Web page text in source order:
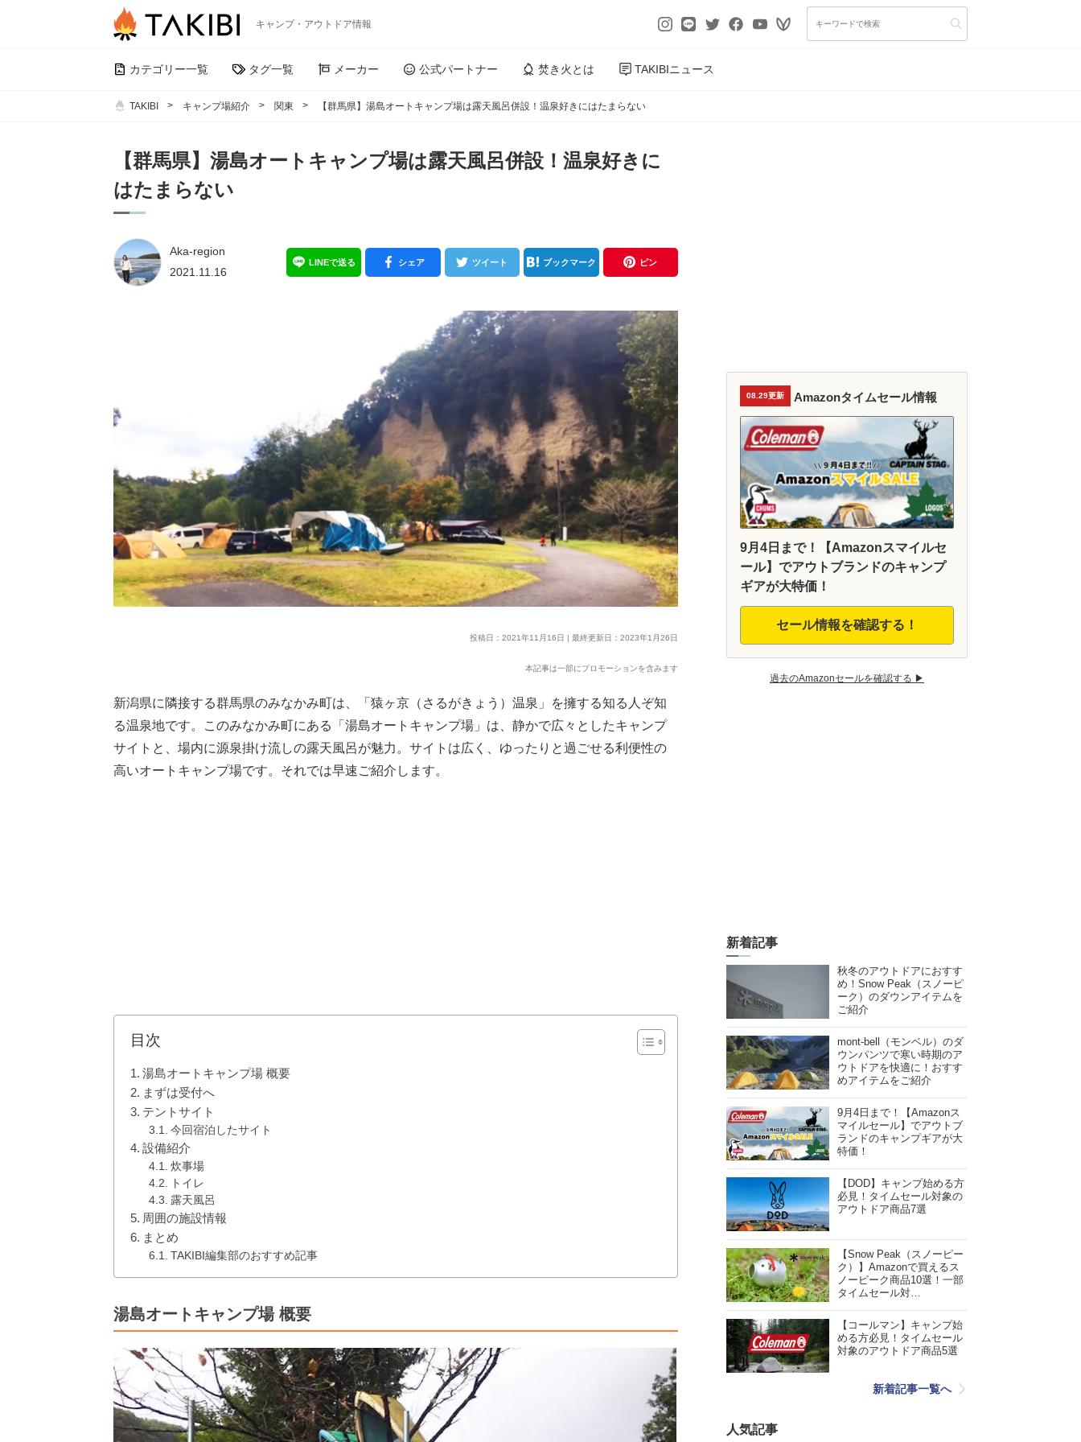
キャンプ・アウトドア情報
カテゴリー一覧 タグ一覧 メーカー 公式パートナー 焚き火とは TAKIBIニュース
TAKIBI キャンプ場紹介 関東 【群馬県】湯島オートキャンプ場は露天風呂併設！温泉好きにはたまらない
【群馬県】湯島オートキャンプ場は露天風呂併設！温泉好きに
はたまらない
Aka-region
2021.11.16
LINEで送る シェア ツイート ブックマーク ピン
投稿日：2021年11月16日 | 最終更新日：2023年1月26日
本記事は一部にプロモーションを含みます
新潟県に隣接する群馬県のみなかみ町は、「猿ヶ京（さるがきょう）温泉」を擁する知る人ぞ知
る温泉地です。このみなかみ町にある「湯島オートキャンプ場」は、静かで広々としたキャンプ
サイトと、場内に源泉掛け流しの露天風呂が魅力。サイトは広く、ゆったりと過ごせる利便性の
高いオートキャンプ場です。それでは早速ご紹介します。
目次
湯島オートキャンプ場 概要
まずは受付へ
テントサイト
今回宿泊したサイト
設備紹介
炊事場
トイレ
露天風呂
周囲の施設情報
まとめ
TAKIBI編集部のおすすめ記事
湯島オートキャンプ場 概要
08.29更新 Amazonタイムセール情報
9月4日まで！【Amazonスマイルセ
ール】でアウトブランドのキャンプ
ギアが大特価！
セール情報を確認する！
過去のAmazonセールを確認する ▶︎
新着記事
秋冬のアウトドアにおすす
め！Snow Peak（スノーピ
ーク）のダウンアイテムを
ご紹介
mont-bell（モンベル）のダ
ウンパンツで寒い時期のア
ウトドアを快適に！おすす
めアイテムをご紹介
9月4日まで！【Amazonス
マイルセール】でアウトブ
ランドのキャンプギアが大
特価！
【DOD】キャンプ始める方
必見！タイムセール対象の
アウトドア商品7選
【Snow Peak（スノーピー
ク）】Amazonで買えるス
ノーピーク商品10選！一部
タイムセール対…
【コールマン】キャンプ始
める方必見！タイムセール
対象のアウトドア商品5選
新着記事一覧へ
人気記事